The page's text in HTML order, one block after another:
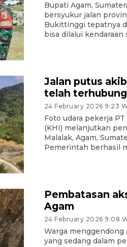
Bupati Agam,
bersyukur jalan
Bukittinggi tepatnya
bisa dilalui
Jalan putus
telah terhubung
24 February 2026 9:23
Foto udara pekerja
(KHI) melanjutkan
Malalak, Agam,
Pemerintah berhasil
Pembatasan
Agam
24 February 2026 9:08
Warga menggendong
yang sedang dalam